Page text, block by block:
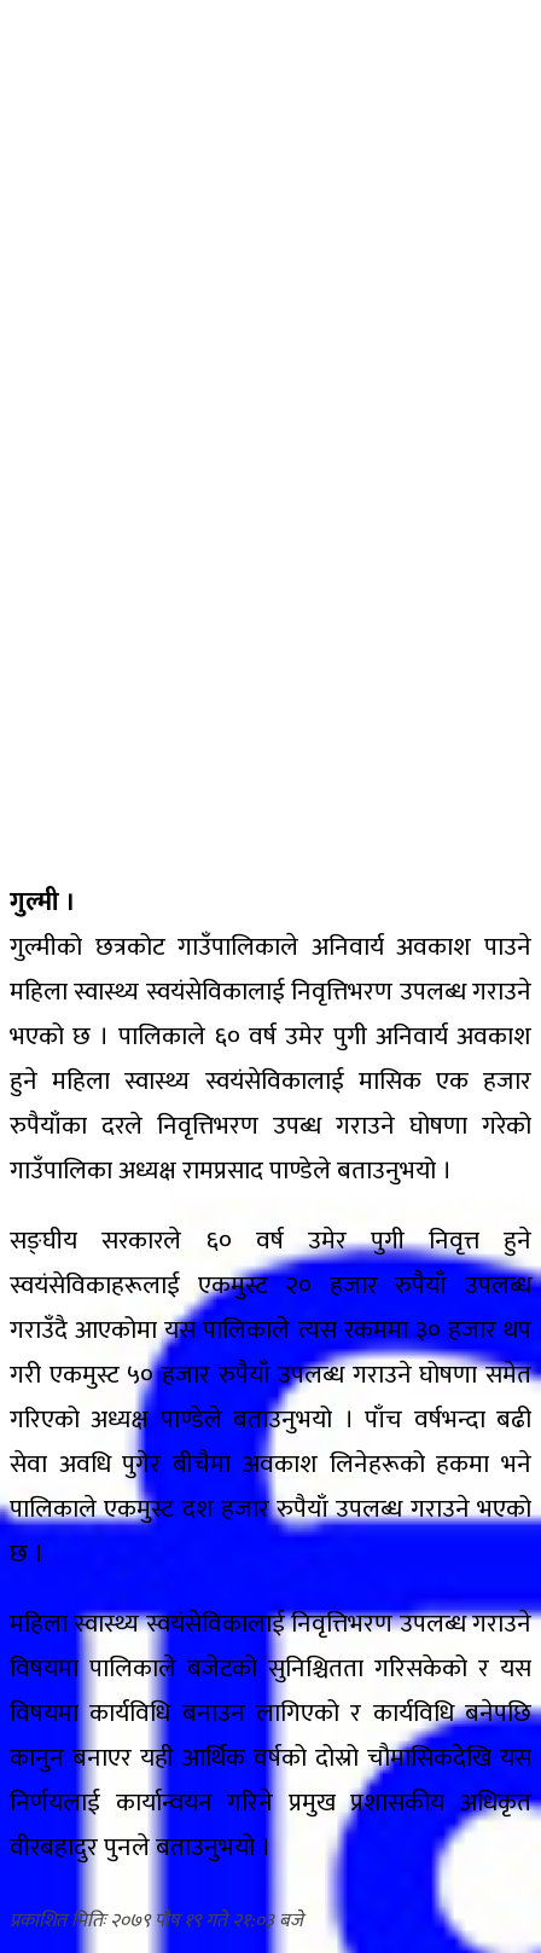
गुल्मी ।
गुल्मीको छत्रकोट गाउँपालिकाले अनिवार्य अवकाश पाउने
महिला स्वास्थ्य स्वयंसेविकालाई निवृत्तिभरण उपलब्ध गराउने
भएको छ । पालिकाले ६० वर्ष उमेर पुगी अनिवार्य अवकाश
हुने महिला स्वास्थ्य स्वयंसेविकालाई मासिक एक हजार
रुपैयाँका दरले निवृत्तिभरण उपब्ध गराउने घोषणा गरेको
गाउँपालिका अध्यक्ष रामप्रसाद पाण्डेले बताउनुभयो ।
सङ्घीय सरकारले ६० वर्ष उमेर पुगी निवृत्त हुने
स्वयंसेविकाहरूलाई एकमुस्ट २० हजार रुपैयाँ उपलब्ध
गराउँदै आएकोमा यस पालिकाले त्यस रकममा ३० हजार थप
गरी एकमुस्ट ५० हजार रुपैयाँ उपलब्ध गराउने घोषणा समेत
गरिएको अध्यक्ष पाण्डेले बताउनुभयो । पाँच वर्षभन्दा बढी
सेवा अवधि पुगेर बीचैमा अवकाश लिनेहरूको हकमा भने
पालिकाले एकमुस्ट दश हजार रुपैयाँ उपलब्ध गराउने भएको
छ ।
महिला स्वास्थ्य स्वयंसेविकालाई निवृत्तिभरण उपलब्ध गराउने
विषयमा पालिकाले बजेटको सुनिश्चितता गरिसकेको र यस
विषयमा कार्यविधि बनाउन लागिएको र कार्यविधि बनेपछि
कानुन बनाएर यही आर्थिक वर्षको दोस्रो चौमासिकदेखि यस
निर्णयलाई कार्यान्वयन गरिने प्रमुख प्रशासकीय अधिकृत
वीरबहादुर पुनले बताउनुभयो ।
२०७९ पौष १९ गते २१:०३